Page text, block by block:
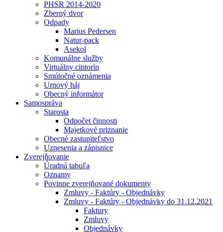
PHSR 2014-2020
Zberný dvor
Odpady
Marius Pedersen
Natur-pack
Asekol
Komunálne služby
Virtuálny cintorín
Smútočné oznámenia
Urnový háj
Obecný informátor
Samospráva
Starosta
Odpočet činnosti
Majetkové priznanie
Obecné zastupiteľstvo
Uznesenia a zápisnice
Zverejňovanie
Úradná tabuľa
Oznamy
Povinne zverejňované dokumenty
Zmluvy - Faktúry - Objednávky
Zmluvy - Faktúry - Objednávky do 31.12.2021
Faktury
Zmluvy
Objednávky